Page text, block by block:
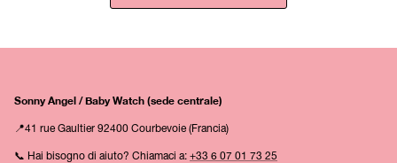
Sonny Angel / Baby Watch (sede centrale)
📍41 rue Gaultier 92400 Courbevoie (Francia)
📞 Hai bisogno di aiuto? Chiamaci a: +33 6 07 01 73 25